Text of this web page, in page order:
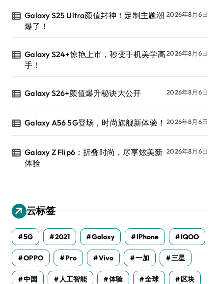
Galaxy S25 Ultra颜值封神！定制主题潮
爆了！
2026年8月6日
Galaxy S24+惊艳上市，秒变手机美学高
手！
2026年8月6日
Galaxy S26+颜值爆升秘诀大公开 2026年8月6日
Galaxy A56 5G登场，时尚旗舰新体验！ 2026年8月6日
Galaxy Z Flip6：折叠时尚，尽享炫美新
体验
2026年8月6日
云标签
5G 2021 Galaxy IPhone IQOO
OPPO Pro Vivo 一加 三星
中国 人工智能 体验 全球 区块